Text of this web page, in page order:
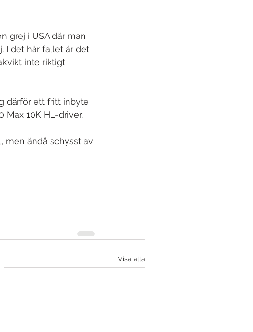
grej i USA där man
I det här fallet är det
inte riktigt
därför ett fritt inbyte
10K HL-driver.
men ändå schysst av
Visa alla